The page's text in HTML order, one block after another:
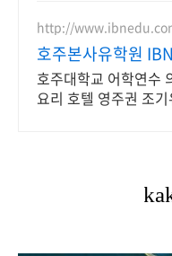
http://
호주본사유학원
학교 선정 최우수유
호주대학교 어학연수
요리 호텔 영주권 조